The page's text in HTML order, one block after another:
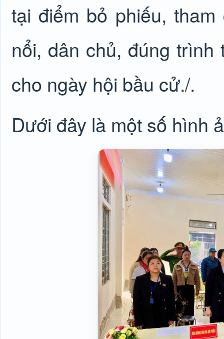
tại điểm bỏ phiếu,
nổi, dân chủ, đúng
cho ngày hội bầu cử./.
Dưới đây là một số hình